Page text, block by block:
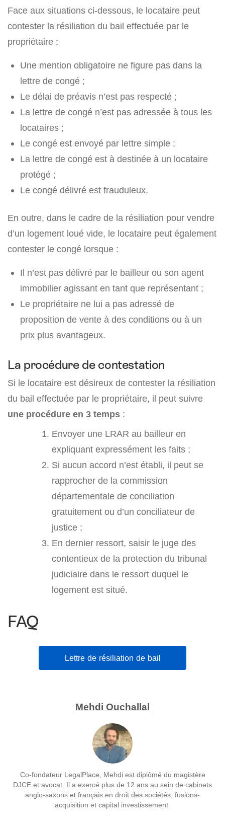
Face aux situations ci-dessous, le locataire peut
contester la résiliation du bail effectuée par le
propriétaire :
Une mention obligatoire ne figure pas dans la
lettre de congé ;
Le délai de préavis n’est pas respecté ;
La lettre de congé n’est pas adressée à tous les
locataires ;
Le congé est envoyé par lettre simple ;
La lettre de congé est à destinée à un locataire
protégé ;
Le congé délivré est frauduleux.
En outre, dans le cadre de la résiliation pour vendre
d’un logement loué vide, le locataire peut également
contester le congé lorsque :
Il n’est pas délivré par le bailleur ou son agent
immobilier agissant en tant que représentant ;
Le propriétaire ne lui a pas adressé de
proposition de vente à des conditions ou à un
prix plus avantageux.
La procédure de contestation
Si le locataire est désireux de contester la résiliation
du bail effectuée par le propriétaire, il peut suivre
une procédure en 3 temps :
Envoyer une LRAR au bailleur en
expliquant expressément les faits ;
Si aucun accord n’est établi, il peut se
rapprocher de la commission
départementale de conciliation
gratuitement ou d’un conciliateur de
justice ;
En dernier ressort, saisir le juge des
contentieux de la protection du tribunal
judiciaire dans le ressort duquel le
logement est situé.
FAQ
Lettre de résiliation de bail
Mehdi Ouchallal
Co-fondateur LegalPlace, Mehdi est diplômé du magistère
DJCE et avocat. Il a exercé plus de 12 ans au sein de cabinets
anglo-saxons et français en droit des sociétés, fusions-
acquisition et capital investissement.